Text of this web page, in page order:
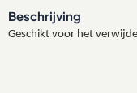
Beschrijving
Geschikt voor het